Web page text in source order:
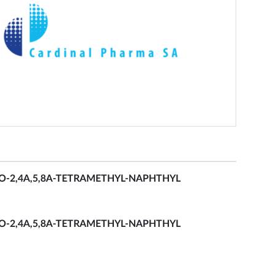
2,4A,5,8A-TETRAMETHYL-NAPHTHYL
2,4A,5,8A-TETRAMETHYL-NAPHTHYL